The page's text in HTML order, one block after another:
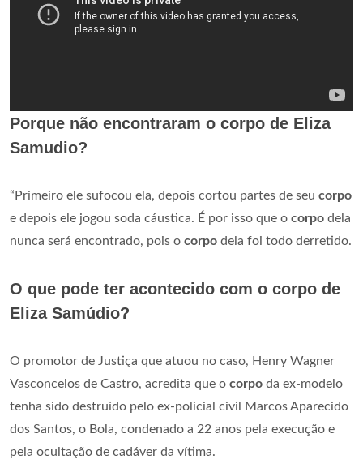
Porque não encontraram o corpo de Eliza
Samudio?
“Primeiro ele sufocou ela, depois cortou partes de seu corpo
e depois ele jogou soda cáustica. É por isso que o corpo dela
nunca será encontrado, pois o corpo dela foi todo derretido.
O que pode ter acontecido com o corpo de
Eliza Samúdio?
O promotor de Justiça que atuou no caso, Henry Wagner
Vasconcelos de Castro, acredita que o corpo da ex-modelo
tenha sido destruído pelo ex-policial civil Marcos Aparecido
dos Santos, o Bola, condenado a 22 anos pela execução e
pela ocultação de cadáver da vítima.